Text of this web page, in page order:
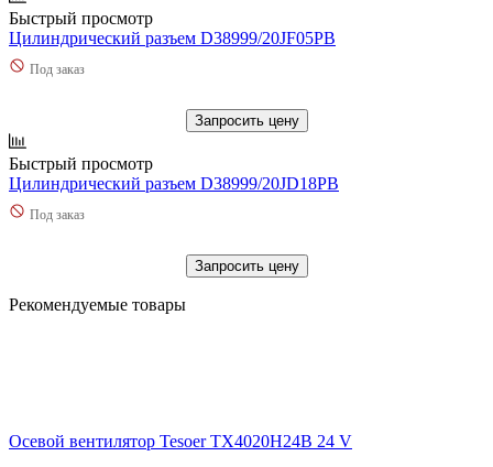
Быстрый просмотр
Цилиндрический разъем D38999/20JF05PB
Под заказ
Запросить цену
Быстрый просмотр
Цилиндрический разъем D38999/20JD18PB
Под заказ
Запросить цену
Рекомендуемые товары
Осевой вентилятор Tesoer TX4020H24B 24 V